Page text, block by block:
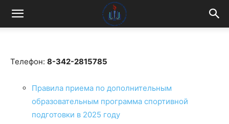
Телефон: 8-342-2815785
Правила приема по дополнительным
образовательным программа спортивной
подготовки в 2025 году